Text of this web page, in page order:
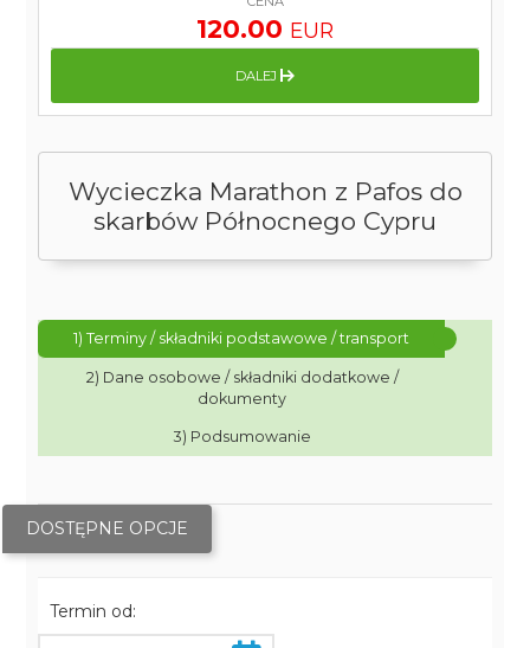
Wycieczka Marathon z Pafos do
skarbów Północnego Cypru
1) Terminy / składniki podstawowe / transport
2) Dane osobowe / składniki dodatkowe /
dokumenty
3) Podsumowanie
DOSTĘPNE OPCJE
Termin od:
120.00 EUR
DALEJ